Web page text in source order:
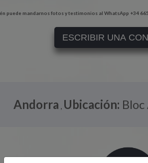
puede mandarnos fotos y testimonios al WhatsApp +34
ESCRIBIR UNA
Andorra , Ubicación: Bloc